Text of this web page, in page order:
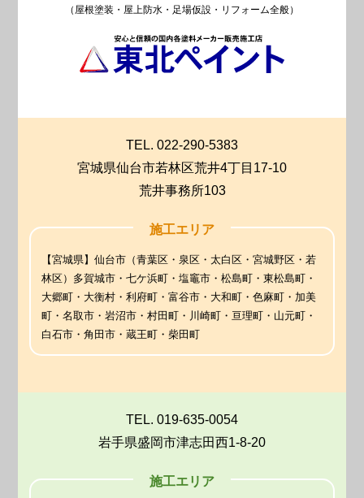
（屋根塗装・屋上防水・足場仮設・リフォーム全般）
TEL. 022-290-5383
宮城県仙台市若林区荒井4丁目17-10
荒井事務所103
施工エリア
【宮城県】仙台市（青葉区・泉区・太白区・宮城野区・若
林区）多賀城市・七ケ浜町・塩竈市・松島町・東松島町・
大郷町・大衡村・利府町・富谷市・大和町・色麻町・加美
町・名取市・岩沼市・村田町・川崎町・亘理町・山元町・
白石市・角田市・蔵王町・柴田町
TEL. 019-635-0054
岩手県盛岡市津志田西1-8-20
施工エリア